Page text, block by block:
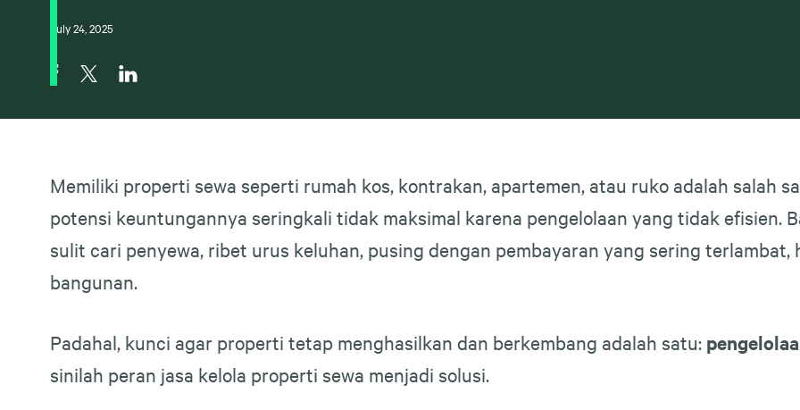
July 24, 2025
Memiliki properti sewa seperti rumah kos, kontrakan, apartemen, atau ruko adalah salah
potensi keuntungannya seringkali tidak maksimal karena pengelolaan yang tidak efisien.
sulit cari penyewa, ribet urus keluhan, pusing dengan pembayaran yang sering
bangunan.
Padahal, kunci agar properti tetap menghasilkan dan berkembang adalah satu:
sinilah peran jasa kelola properti sewa menjadi solusi.